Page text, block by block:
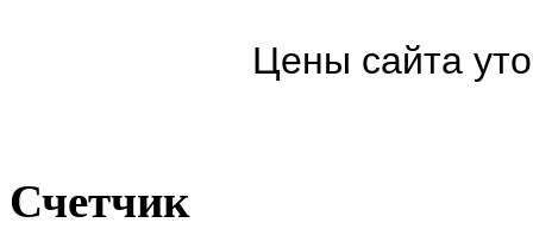
Цены сайта
Счетчик